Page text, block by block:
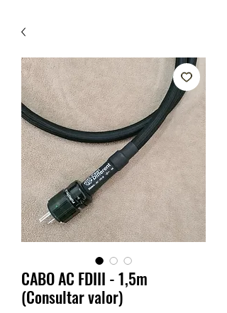
CABO AC FDIII - 1,5m
(Consultar valor)